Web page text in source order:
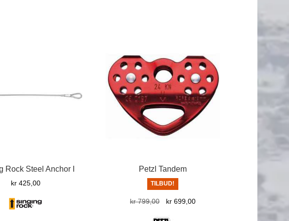
Rock Steel Anchor I
kr425,00
Petzl Tandem
TILBUD!
kr799,00
Opprinnelig
kr699,00Nåværende